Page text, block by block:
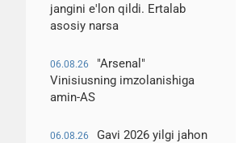
jangini e'lon qildi. Ertalab
asosiy narsa
06.08.26
"Arsenal"
Vinisiusning imzolanishiga
amin-AS
06.08.26
Gavi 2026 yilgi jahon